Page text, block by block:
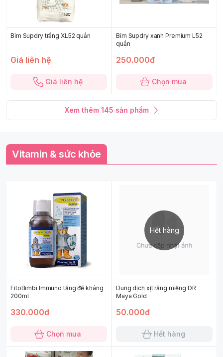
Bỉm Supdry trắng XL52 quần
Giá liên hệ
Giá liên hệ
Bỉm Supdry xanh Premium L52
quần
250.000đ
Chọn mua
Xem thêm 145 sản phẩm
Vitamin & sức khỏe
FitoBimbi Immuno tăng đề kháng
200ml
330.000đ
Chọn mua
Hết hàng
Dung dịch xịt răng miệng DR
Maya Gold
50.000đ
Hết hàng